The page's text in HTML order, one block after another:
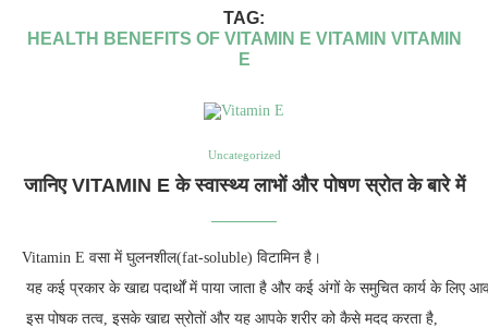
TAG:
HEALTH BENEFITS OF VITAMIN E VITAMIN VITAMIN
E
Uncategorized
जानिए VITAMIN E के स्वास्थ्य लाभों और पोषण स्रोत के बारे में
Vitamin E वसा में घुलनशील(fat-soluble) विटामिन है।
यह कई प्रकार के खाद्य पदार्थों में पाया जाता है और कई अंगों के समुचित कार्य के लिए
इस पोषक तत्व, इसके खाद्य स्रोतों और यह आपके शरीर को कैसे मदद करता है,